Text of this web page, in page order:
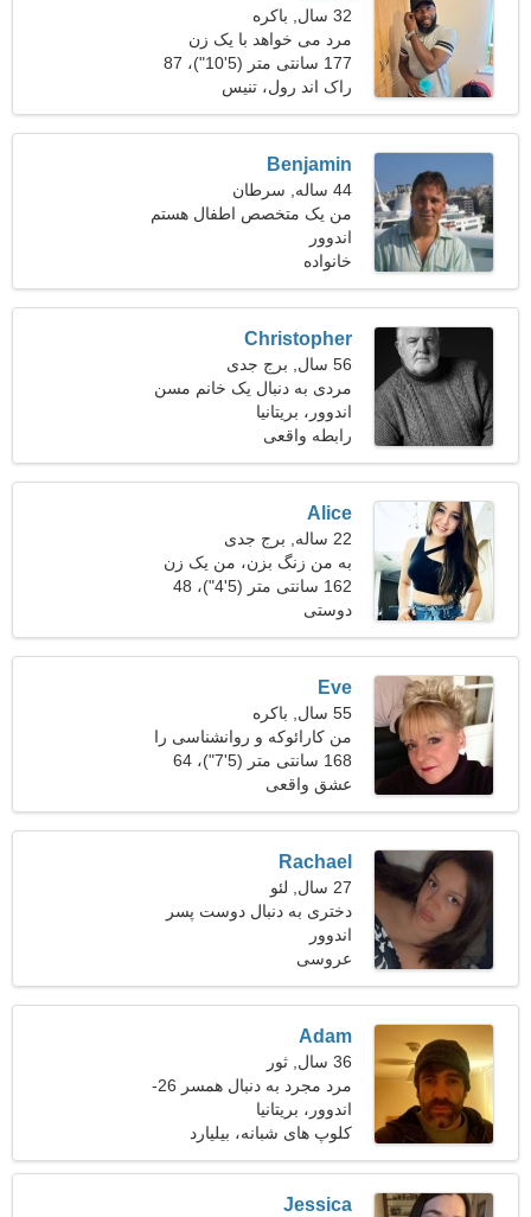
32 سال, باکره
مرد می خواهد با یک زن
ملاقات کند
177 سانتی متر (5'10")، 87
کیلوگرم (191 پوند)
راک اند رول، تنیس
Benjamin
44 ساله, سرطان
من یک متخصص اطفال هستم
و به دنبال یک زن شوخ طبع
هستم
اندوور
خانواده
Christopher
56 سال, برج جدی
مردی به دنبال یک خانم مسن
44-54
اندوور، بریتانیا
رابطه واقعی
Alice
22 ساله, برج جدی
به من زنگ بزن، من یک زن
دنج هستم
162 سانتی متر (5'4")، 48
کیلوگرم (105 پوند)
دوستی
Eve
55 سال, باکره
من کارائوکه و روانشناسی را
ترجیح می دهم
168 سانتی متر (5'7")، 64
کیلوگرم (141 پوند)
عشق واقعی
Rachael
27 سال, لئو
دختری به دنبال دوست پسر
اندوور
عروسی
Adam
36 سال, ثور
مرد مجرد به دنبال همسر 26-
34
اندوور، بریتانیا
کلوپ های شبانه، بیلیارد
Jessica